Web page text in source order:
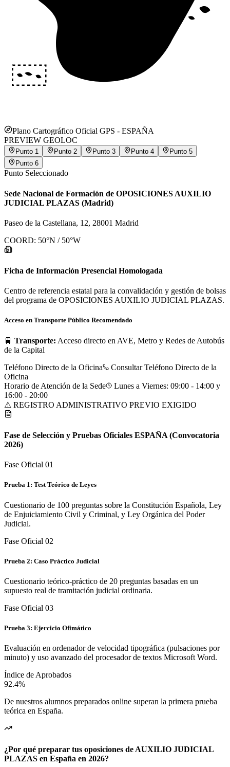
Plano Cartográfico Oficial GPS - ESPAÑA
PREVIEW GEOLOC
Punto 1 Punto 2 Punto 3 Punto 4 Punto 5
Punto 6
Punto Seleccionado
Sede Nacional de Formación de OPOSICIONES AUXILIO
JUDICIAL PLAZAS (Madrid)
Paseo de la Castellana, 12, 28001 Madrid
COORD: 50°N / 50°W
Ficha de Información Presencial Homologada
Centro de referencia estatal para la convalidación y gestión de bolsas
del programa de OPOSICIONES AUXILIO JUDICIAL PLAZAS.
Acceso en Transporte Público Recomendado
🚆 Transporte: Acceso directo en AVE, Metro y Redes de Autobús
de la Capital
Teléfono Directo de la Oficina
Consultar Teléfono Directo de la
Oficina
Horario de Atención de la Sede
Lunes a Viernes: 09:00 - 14:00 y
16:00 - 20:00
⚠ REGISTRO ADMINISTRATIVO PREVIO EXIGIDO
Fase de Selección y Pruebas Oficiales ESPAÑA (Convocatoria
2026)
Fase Oficial 01
Prueba 1: Test Teórico de Leyes
Cuestionario de 100 preguntas sobre la Constitución Española, Ley
de Enjuiciamiento Civil y Criminal, y Ley Orgánica del Poder
Judicial.
Fase Oficial 02
Prueba 2: Caso Práctico Judicial
Cuestionario teórico-práctico de 20 preguntas basadas en un
supuesto real de tramitación judicial ordinaria.
Fase Oficial 03
Prueba 3: Ejercicio Ofimático
Evaluación en ordenador de velocidad tipográfica (pulsaciones por
minuto) y uso avanzado del procesador de textos Microsoft Word.
Índice de Aprobados
92.4%
De nuestros alumnos preparados online superan la primera prueba
teórica en España.
¿Por qué preparar tus oposiciones de AUXILIO JUDICIAL
PLAZAS en España en 2026?